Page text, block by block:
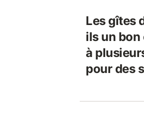
Les gîtes
ils un
à
pour des